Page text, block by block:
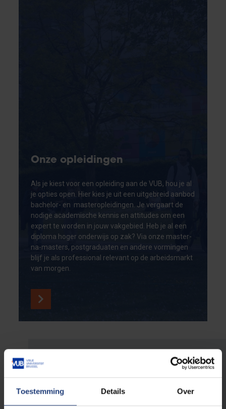
Toestemming Details Over
Onze opleidingen
Als je kiest voor een opleiding aan de VUB, hou je al
je opties open. Hier kies je uit een uitgebreid aanbod
bachelor- en masteropleidingen. Je vergaart de
nodige academische kennis en attitudes om een
expert te worden in jouw vakgebied. Heb je al een
diploma hoger onderwijs op zak? Via onze master-
na-masters, postgraduaten en andere vormingen
blijf je als professional relevant op de arbeidsmarkt
van morgen.
Voor leerkrachten en
scholen
Jonge mensen inspirerenhoort bij onze